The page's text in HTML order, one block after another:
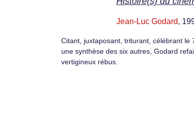
Jean-Luc Godard,
Citant, juxtaposant, triturant, célébrant le
une synthèse des six autres, Godard
vertigineux rébus.